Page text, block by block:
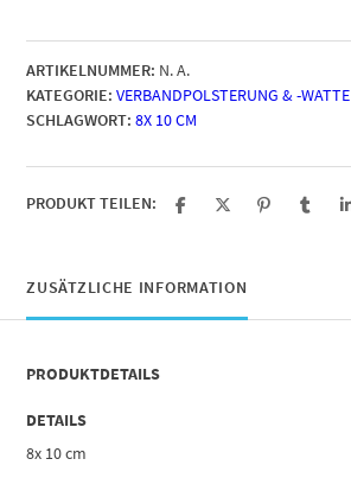
ARTIKELNUMMER: N. A.
KATEGORIE: VERBANDPOLSTERUNG & -WATTE
SCHLAGWORT: 8X 10 CM
PRODUKT TEILEN:
ZUSÄTZLICHE INFORMATION
PRODUKTDETAILS
DETAILS
8x 10 cm